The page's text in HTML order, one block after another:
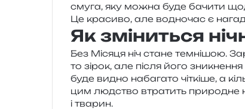
смуга, яку можна буде бачи­ти
Це кра­си­во, але водно­час є
Як зміниться
Без Місяця ніч стане тем­ні­шою.
то зірок, але після його
буде видно наба­га­то чіткі­ше, а
цим люд­ство втра­тить при­ро­дне
і тварин.